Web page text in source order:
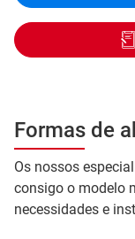
Formas de
Os nossos
consigo o modelo
necessidades e